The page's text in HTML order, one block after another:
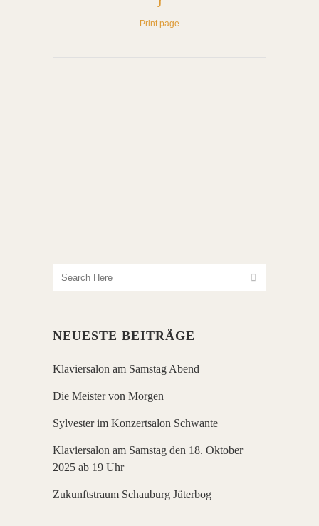
Print page
NEUESTE BEITRÄGE
Klaviersalon am Samstag Abend
Die Meister von Morgen
Sylvester im Konzertsalon Schwante
Klaviersalon am Samstag den 18. Oktober
2025 ab 19 Uhr
Zukunftstraum Schauburg Jüterbog